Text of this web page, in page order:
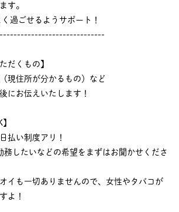
す。
過ごせるようサポート！
だくもの】
現住所が分かるもの）など
にお伝えいたします！
払い制度アリ！
務したいなどの希望をまずはお聞かせくださ
イも一切ありませんので、女性やタバコが
よ！